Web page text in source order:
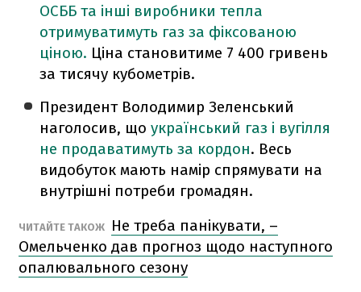
ОСББ та інші виробники тепла
отримуватимуть газ за фіксованою
ціною. Ціна становитиме 7 400 гривень
за тисячу кубометрів.
Президент Володимир Зеленський
наголосив, щоукраїнський газ і вугілля
не продаватимуть за кордон. Весь
видобуток мають намір спрямувати на
внутрішні потреби громадян.
ЧИТАЙТЕ ТАКОЖ
Не треба панікувати, –
Омельченко дав прогноз щодо наступного
опалювального сезону